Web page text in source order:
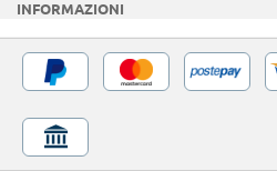
INFORMAZIONI